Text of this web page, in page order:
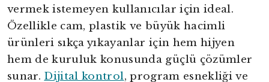
vermek istemeyen kullanıcılar için ideal.
Özellikle cam, plastik ve büyük hacimli
ürünleri sıkça yıkayanlar için hem hijyen
hem de kuruluk konusunda güçlü çözümler
sunar. Dijital kontrol, program esnekliği ve